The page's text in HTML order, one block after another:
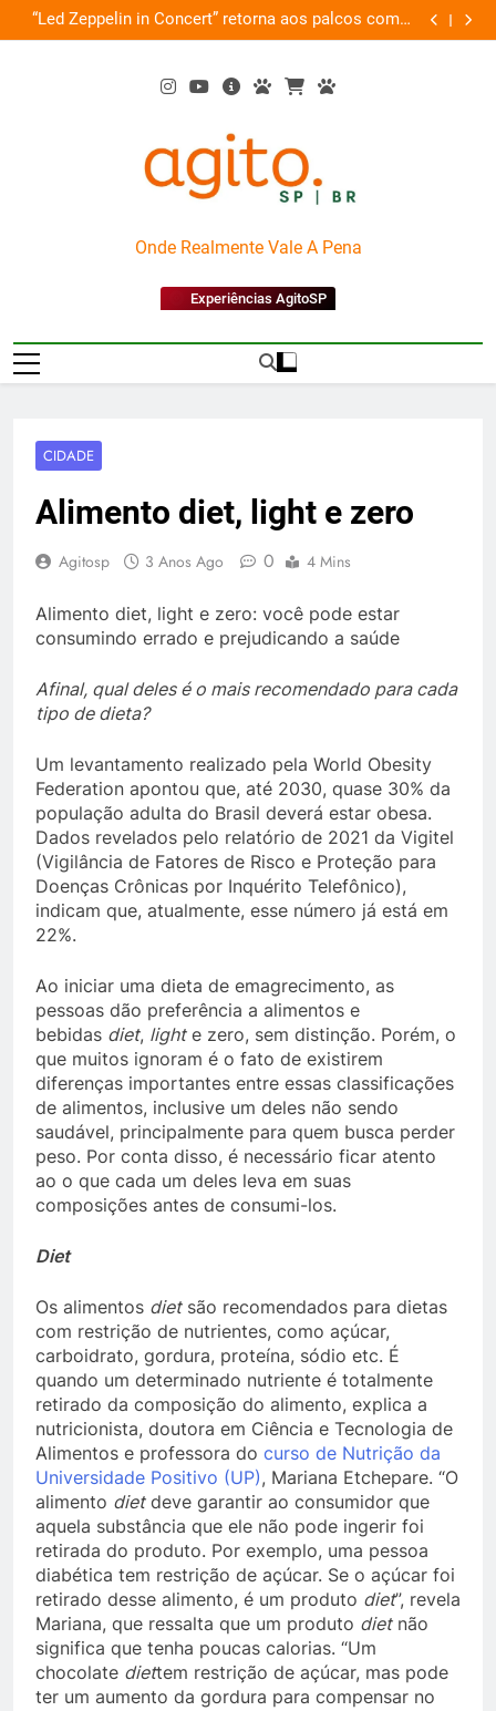
Skip
to
“Led Zeppelin in Concert” retorna aos palcos com a
Nova Orquestra
Cobasi
AgitoSP
Onde Realmente Vale A Pena
Experiências AgitoSP
CIDADE
Alimento diet, light e zero
Agitosp 3 Anos Ago 0 4 Mins
Alimento diet, light e zero: você pode estar
consumindo errado e prejudicando a saúde
Afinal, qual deles é o mais recomendado para cada
tipo de dieta?
Um levantamento realizado pela World Obesity
Federation apontou que, até 2030, quase 30% da
população adulta do Brasil deverá estar obesa.
Dados revelados pelo relatório de 2021 da Vigitel
(Vigilância de Fatores de Risco e Proteção para
Doenças Crônicas por Inquérito Telefônico),
indicam que, atualmente, esse número já está em
22%.
Ao iniciar uma dieta de emagrecimento, as
pessoas dão preferência a alimentos e
bebidas diet, lighte zero, sem distinção. Porém, o
que muitos ignoram é o fato de existirem
diferenças importantes entre essas classificações
de alimentos, inclusive um deles não sendo
saudável, principalmente para quem busca perder
peso. Por conta disso, é necessário ficar atento
ao o que cada um deles leva em suas
composições antes de consumi-los.
Diet
Os alimentos dietsão recomendados para dietas
com restrição de nutrientes, como açúcar,
carboidrato, gordura, proteína, sódio etc. É
quando um determinado nutriente é totalmente
retirado da composição do alimento, explica a
nutricionista, doutora em Ciência e Tecnologia de
Alimentos e professora do curso de Nutrição da
Universidade Positivo (UP), Mariana Etchepare. “O
alimento dietdeve garantir ao consumidor que
aquela substância que ele não pode ingerir foi
retirada do produto. Por exemplo, uma pessoa
diabética tem restrição de açúcar. Se o açúcar foi
retirado desse alimento, é um produto diet”, revela
Mariana, que ressalta que um produto dietnão
significa que tenha poucas calorias. “Um
chocolate diettem restrição de açúcar, mas pode
ter um aumento da gordura para compensar no